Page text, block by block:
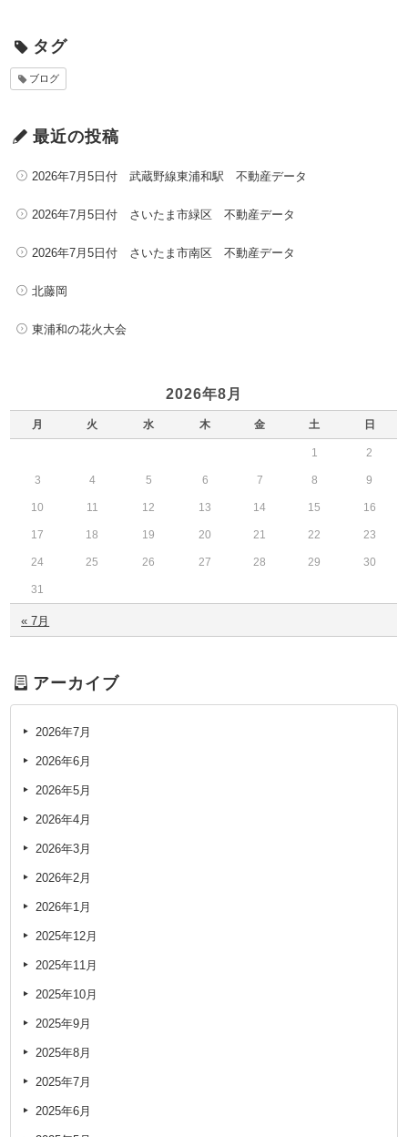
タグ
ブログ
最近の投稿
2026年7月5日付 武蔵野線東浦和駅 不動産データ
2026年7月5日付 さいたま市緑区 不動産データ
2026年7月5日付 さいたま市南区 不動産データ
北藤岡
東浦和の花火大会
2026年8月
月 火 水 木 金 土 日
« 7月
1 2
3 4 5 6 7 8 9
10 11 12 13 14 15 16
17 18 19 20 21 22 23
24 25 26 27 28 29 30
31
アーカイブ
2026年7月
2026年6月
2026年5月
2026年4月
2026年3月
2026年2月
2026年1月
2025年12月
2025年11月
2025年10月
2025年9月
2025年8月
2025年7月
2025年6月